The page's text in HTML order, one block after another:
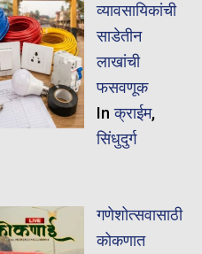
व्यावसायिकांची
साडेतीन
लाखांची
फसवणूक
Inक्राईम,
सिंधुदुर्ग
गणेशोत्सवासाठी
कोकणात